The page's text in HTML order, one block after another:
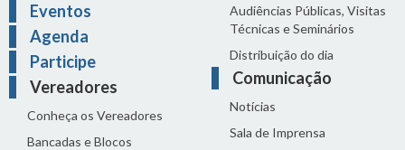
Eventos
Agenda
Participe
Vereadores
Conheça os Vereadores
Bancadas e Blocos
Audiências Públicas, Visitas
Técnicas e Seminários
Distribuição do dia
Comunicação
Notícias
Sala de Imprensa